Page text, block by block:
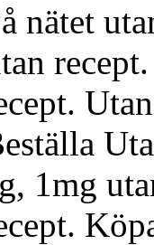
nätet
1mg